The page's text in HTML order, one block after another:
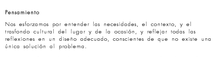
Pensamiento
Nos esforzamos por entender las necesidades, el contexto, y el
trasfondo cultural del lugar y de la ocasión, y reflejar todas las
reflexiones en un diseño adecuado, conscientes de que no existe una
única solución al problema.